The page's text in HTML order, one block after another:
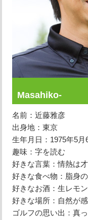
クラブフィッティ
全額返金保証
原田メソッド
レッスン内容
ゴルフが楽しみたい
短期間での上達（
シングルを目指し
飛距離アップしたい
Masahiko-
名前：近藤雅彦
出身地：東京
生年月日：1975年5月
趣味：字を読む
好きな言葉：情熱は
好きな食べ物：脂身
好きなお酒：生レモ
好きな場所：自然が
ゴルフの思い出：真